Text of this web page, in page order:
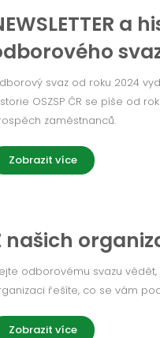
a
svaz od roku 2024
OSZSP ČR se píše od
zaměstnanců.
Zobrazit více
našich
odborovému svazu
řešíte, co se vám
Zobrazit více